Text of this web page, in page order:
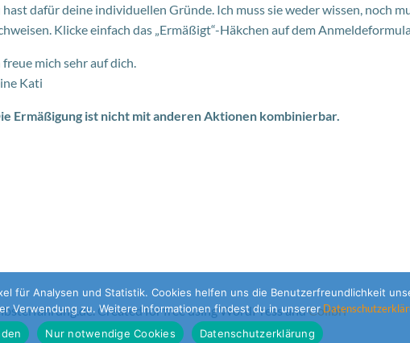
hast dafür deine individuellen Gründe. Ich muss sie weder wissen, noch
Klicke einfach das „Ermäßigt“-Häkchen auf dem
freue mich sehr auf dich.
Kati
Ermäßigung ist nicht mit anderen Aktionen kombinierbar.
Created for free using WordPress andColibri
für Analysen und Statistik. Cookies helfen uns die Benutzerfreundlichkeit
Verwendung zu. Weitere Informationen findest du in unserer
Nur notwendige Cookies Datenschutzerklärung